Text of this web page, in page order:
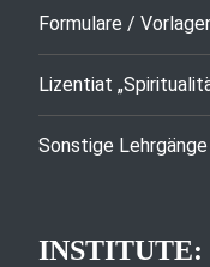
Formulare /
Lizentiat
Sonstige Lehrgänge
INSTITUTE: